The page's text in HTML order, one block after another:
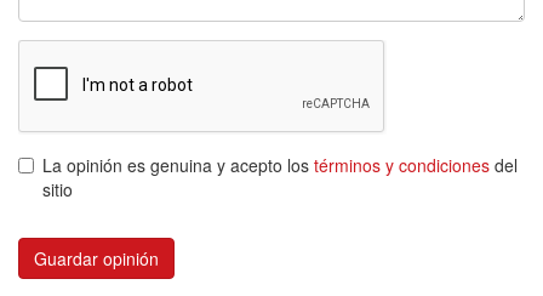
La opinión es genuina y acepto los términos y condiciones del
sitio
Guardar opinión